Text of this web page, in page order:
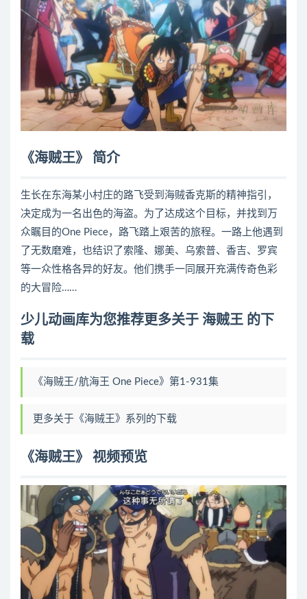
《海贼王》 简介
生长在东海某小村庄的路飞受到海贼香克斯的精神指引，
决定成为一名出色的海盗。为了达成这个目标，并找到万
众瞩目的One Piece，路飞踏上艰苦的旅程。一路上他遇到
了无数磨难，也结识了索隆、娜美、乌索普、香吉、罗宾
等一众性格各异的好友。他们携手一同展开充满传奇色彩
的大冒险……
少儿动画库为您推荐更多关于 海贼王 的下
载
《海贼王/航海王 One Piece》第1-931集
更多关于《海贼王》系列的下载
《海贼王》 视频预览